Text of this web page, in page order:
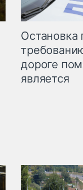
Остановка
дороге
является